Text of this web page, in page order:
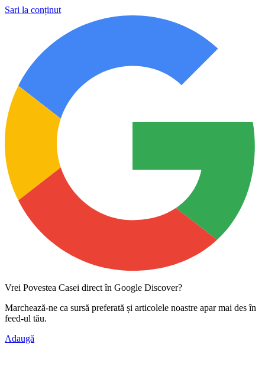
Sari la conținut
Vrei Povestea Casei direct în Google Discover?
Marchează-ne ca sursă preferată și articolele noastre apar mai des în
feed-ul tău.
Adaugă